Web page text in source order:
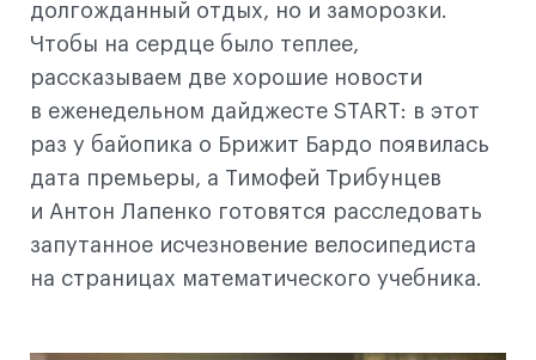
долгожданный отдых, но и заморозки.
Чтобы на сердце было теплее,
рассказываем две хорошие новости
в еженедельном дайджесте START: в этот
раз у байопика о Брижит Бардо появилась
дата премьеры, а Тимофей Трибунцев
и Антон Лапенко готовятся расследовать
запутанное исчезновение велосипедиста
на страницах математического учебника.